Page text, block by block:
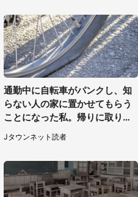
通勤中に自転車がパンクし、知
らない人の家に置かせてもらう
ことになった私。帰りに取りに
行くと、なんと...（東京都・40
代女性）
Jタウンネット読者